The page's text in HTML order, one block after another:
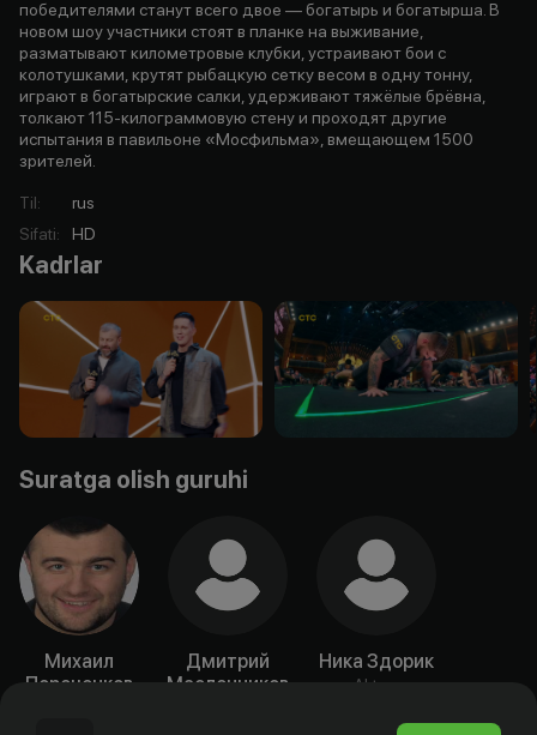
победителями станут всего двое — богатырь и богатырша. В
новом шоу участники стоят в планке на выживание,
разматывают километровые клубки, устраивают бои с
колотушками, крутят рыбацкую сетку весом в одну тонну,
играют в богатырские салки, удерживают тяжёлые брёвна,
толкают 115-килограммовую стену и проходят другие
испытания в павильоне «Мосфильма», вмещающем 1500
зрителей.
Til:
rus
Sifati: HD
Kadrlar
Suratga olish guruhi
Михаил
Пореченков
Дмитрий
Масленников
Ника Здорик
Aktyor